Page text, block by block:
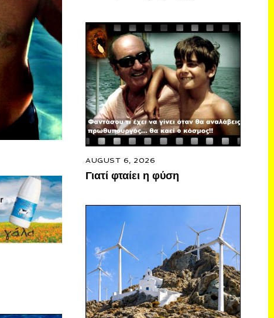
AUGUST 6, 2026
Γιατί φταίει η φύση